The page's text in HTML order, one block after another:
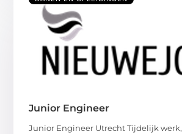
Junior Engineer
Junior Engineer Utrecht Tijdelijk